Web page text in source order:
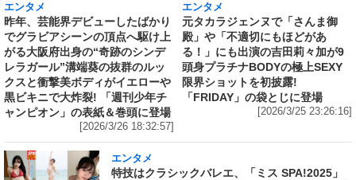
エンタメ
昨年、芸能界デビューしたばかり
でグラビアシーンの頂点へ駆け上
がる大阪府出身の“奇跡のシンデ
レラガール”溝端葵の抜群のルッ
クスと衝撃美ボディがイエローや
黒ビキニで大炸裂! 「週刊少年チ
ャンピオン」の表紙＆巻頭に登場
[2026/3/26 18:32:57]
エンタメ
元タカラジェンヌで「さんま御
殿」や「不適切にもほどがあ
る！」にも出演の吉田莉々加が9
頭身プラチナBODYの極上SEXY
限界ショットを初披露!
「FRIDAY」の袋とじに登場
[2026/3/25 23:26:16]
エンタメ
特技はクラシックバレエ、「ミス SPA!2025」